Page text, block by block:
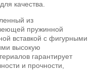
качества.
из
пружинной
вставкой с фигурными
высокую
гарантирует
и прочности,